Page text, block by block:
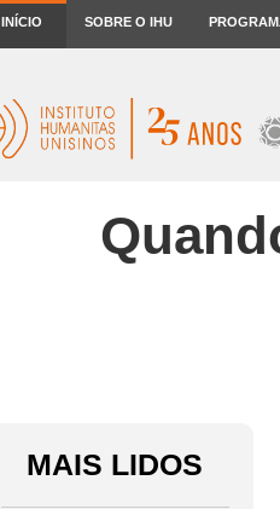
INÍCIO SOBRE O IHU
MAIS LIDOS